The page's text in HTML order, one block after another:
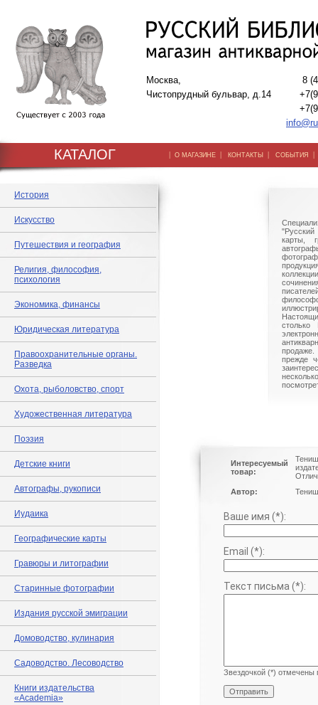
Москва,
Чистопрудный бульвар, д.14
8
КАТАЛОГ | О МАГАЗИНЕ | КОНТАКТЫ | СОБЫТИЯ
История
Искусство
Путешествия и география
Религия, философия,
психология
Экономика, финансы
Юридическая литература
Правоохранительные органы.
Разведка
Охота, рыболовство, спорт
Художественная литература
Поэзия
Детские книги
Автографы, рукописи
Иудаика
Географические карты
Гравюры и литографии
Старинные фотографии
Издания русской эмиграции
Домоводство, кулинария
Садоводство. Лесоводство
Книги издательства
«Academia»
"Русский
карты,
столько
прежде
Интересуемый
товар:
Автор:
Ваше имя (*):
Email (*):
Текст письма (*):
Звездочкой (*) отмечены